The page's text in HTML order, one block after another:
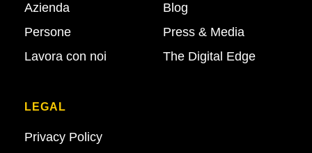
Azienda
Persone
Lavora con noi
Blog
Press & Media
The Digital Edge
LEGAL
Privacy Policy